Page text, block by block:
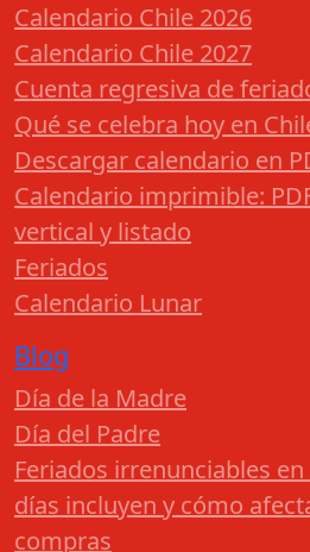
Calendario Chile 2026
Calendario Chile 2027
Cuenta regresiva de
Qué se celebra hoy en
Descargar calendario en
Calendario imprimible:
vertical y listado
Feriados
Calendario Lunar
Blog
Día de la Madre
Día del Padre
Feriados irrenunciables
días incluyen y cómo
compras